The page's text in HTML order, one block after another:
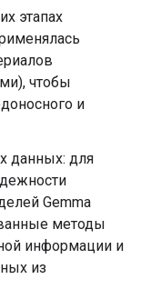
этапах
чтобы
и
данных: для
Gemma
методы
информации и
из